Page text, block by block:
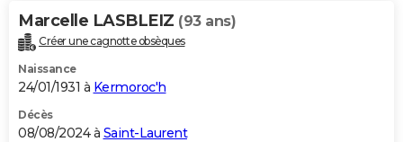
Marcelle LASBLEIZ (93 ans)
Créer une cagnotte obsèques
Naissance
24/01/1931 à Kermoroc'h
Décès
08/08/2024 à Saint-Laurent